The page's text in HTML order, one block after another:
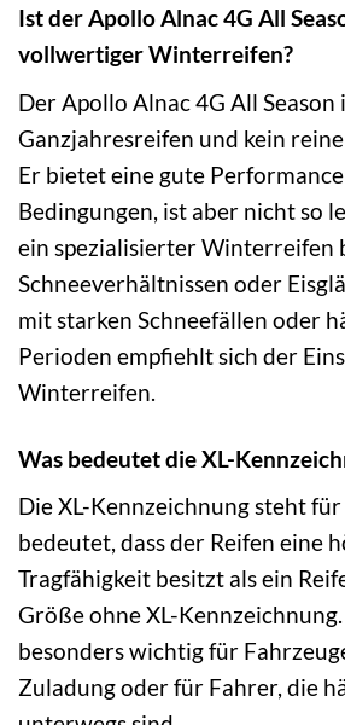
Ist der Apollo Alnac 4G All
vollwertiger Winterreifen?
Der Apollo Alnac 4G All Season
Ganzjahresreifen und kein
Er bietet eine gute
Bedingungen, ist aber nicht so
ein spezialisierter Winterreifen
Schneeverhältnissen oder
mit starken Schneefällen oder
Perioden empfiehlt sich der
Winterreifen.
Was bedeutet die XL-
Die XL-Kennzeichnung steht für
bedeutet, dass der Reifen eine
Tragfähigkeit besitzt als ein
Größe ohne XL-
besonders wichtig für
Zuladung oder für Fahrer, die